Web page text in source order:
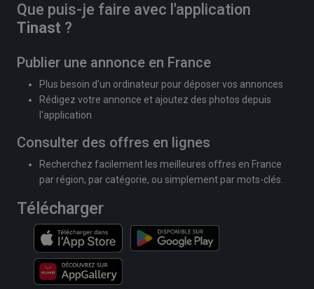
Que puis-je faire avec l'application
Tinast ?
Publier une annonce en France
Plus besoin d'un ordinateur pour déposer vos annonces
Rédigez votre annonce et ajoutez des photos depuis
l'application
Consulter des offres en lignes
Recherchez facilement les meilleures offres en France
par région, par catégorie, ou simplement par mots-clés.
Télécharger